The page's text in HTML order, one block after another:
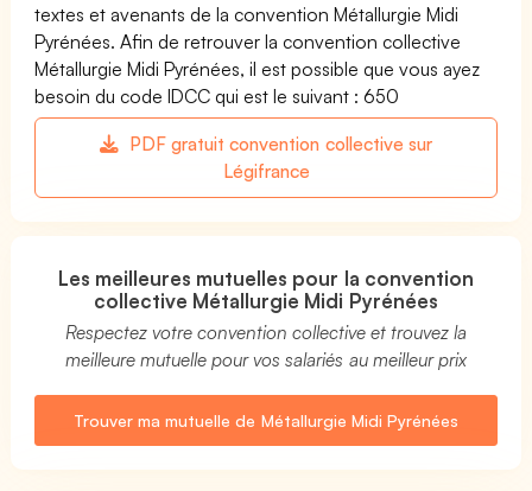
textes et avenants de la convention Métallurgie Midi
Pyrénées. Afin de retrouver la convention collective
Métallurgie Midi Pyrénées, il est possible que vous ayez
besoin du code IDCC qui est le suivant : 650
PDF gratuit convention collective sur
Légifrance
Les meilleures mutuelles pour la convention
collective Métallurgie Midi Pyrénées
Respectez votre convention collective et trouvez la
meilleure mutuelle pour vos salariés au meilleur prix
Trouver ma mutuelle de Métallurgie Midi Pyrénées